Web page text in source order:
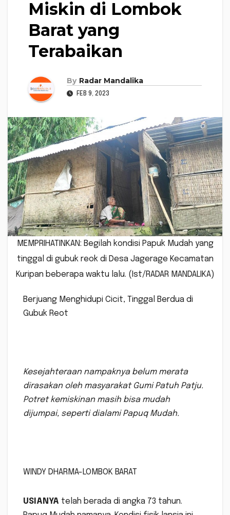
Miskin di Lombok
Barat yang
Terabaikan
By Radar Mandalika
FEB 9, 2023
MEMPRIHATINKAN: Begilah kondisi Papuk Mudah yang
tinggal di gubuk reok di Desa Jagerage Kecamatan
Kuripan beberapa waktu lalu. (Ist/RADAR MANDALIKA)
Berjuang Menghidupi Cicit, Tinggal Berdua di
Gubuk Reot
Kesejahteraan nampaknya belum merata
dirasakan oleh masyarakat Gumi Patuh Patju.
Potret kemiskinan masih bisa mudah
dijumpai, seperti dialami Papuq Mudah.
WINDY DHARMA-LOMBOK BARAT
USIANYA telah berada di angka 73 tahun.